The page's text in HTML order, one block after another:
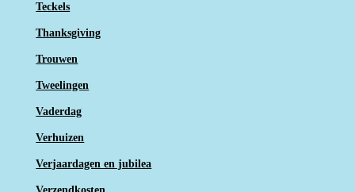
Teckels
Thanksgiving
Trouwen
Tweelingen
Vaderdag
Verhuizen
Verjaardagen en jubilea